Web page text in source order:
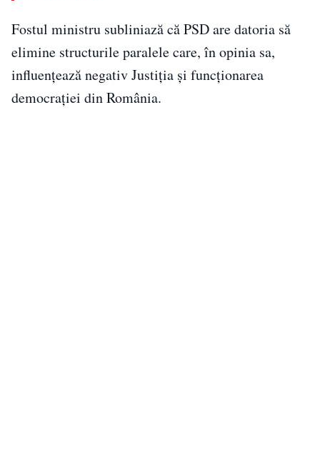
Fostul ministru subliniază că PSD are datoria să
elimine structurile paralele care, în opinia sa,
influențează negativ Justiția și funcționarea
democrației din România.